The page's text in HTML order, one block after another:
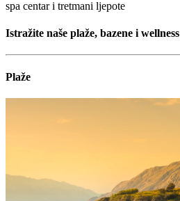
spa centar i tretmani ljepote
Istražite naše plaže, bazene i wellness
Plaže